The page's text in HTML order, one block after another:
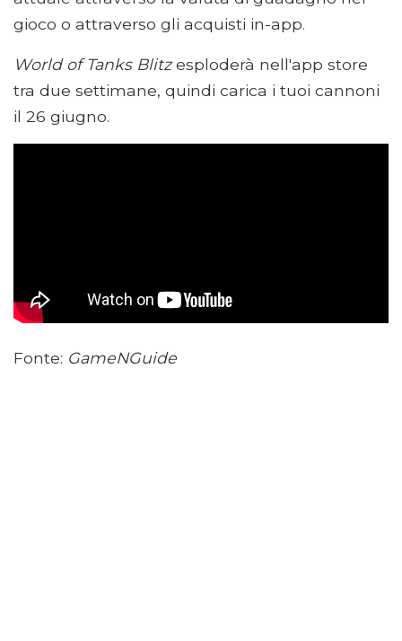
gioco o attraverso gli acquisti in-app.
World of Tanks Blitzesploderà nell'app store
tra due settimane, quindi carica i tuoi cannoni
il 26 giugno.
Fonte: GameNGuide